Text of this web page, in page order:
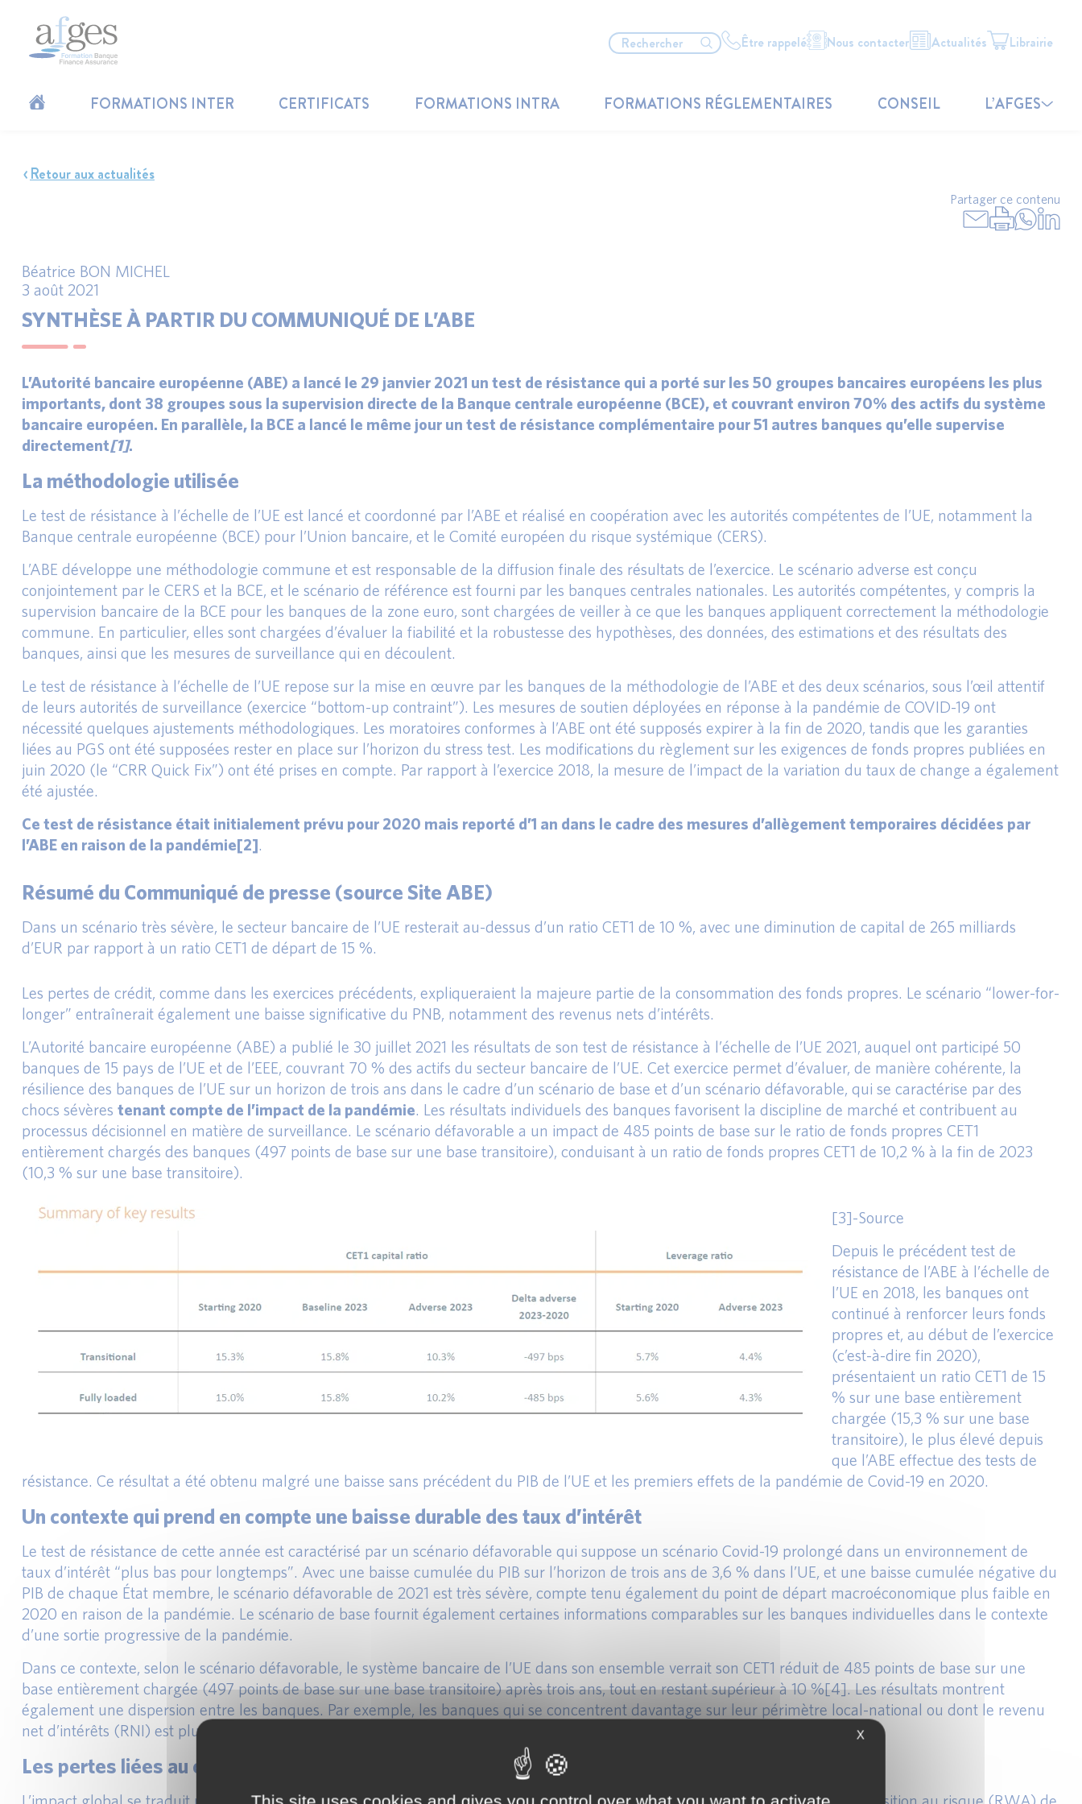
Être rappelé Nous contacter Actualités Librairie
FORMATIONS INTER CERTIFICATS FORMATIONS INTRA FORMATIONS RÉGLEMENTAIRES CONSEIL L’AFGES
Retour aux actualités
Partager ce contenu
Béatrice BON MICHEL
3 août 2021
SYNTHÈSE À PARTIR DU COMMUNIQUÉ DE L’ABE
L’Autorité bancaire européenne (ABE) a lancé le 29 janvier 2021 un test de résistance qui a porté sur les 50 groupes bancaires européens les plus
importants, dont 38 groupes sous la supervision directe de la Banque centrale européenne (BCE), et couvrant environ 70% des actifs du système
bancaire européen. En parallèle, la BCE a lancé le même jour un test de résistance complémentaire pour 51 autres banques qu’elle supervise
directement[1].
La méthodologie utilisée
Le test de résistance à l’échelle de l’UE est lancé et coordonné par l’ABE et réalisé en coopération avec les autorités compétentes de l’UE, notamment la
Banque centrale européenne (BCE) pour l’Union bancaire, et le Comité européen du risque systémique (CERS).
L’ABE développe une méthodologie commune et est responsable de la diffusion finale des résultats de l’exercice. Le scénario adverse est conçu
conjointement par le CERS et la BCE, et le scénario de référence est fourni par les banques centrales nationales. Les autorités compétentes, y compris la
supervision bancaire de la BCE pour les banques de la zone euro, sont chargées de veiller à ce que les banques appliquent correctement la méthodologie
commune. En particulier, elles sont chargées d’évaluer la fiabilité et la robustesse des hypothèses, des données, des estimations et des résultats des
banques, ainsi que les mesures de surveillance qui en découlent.
Le test de résistance à l’échelle de l’UE repose sur la mise en œuvre par les banques de la méthodologie de l’ABE et des deux scénarios, sous l’œil attentif
de leurs autorités de surveillance (exercice “bottom-up contraint”). Les mesures de soutien déployées en réponse à la pandémie de COVID-19 ont
nécessité quelques ajustements méthodologiques. Les moratoires conformes à l’ABE ont été supposés expirer à la fin de 2020, tandis que les garanties
liées au PGS ont été supposées rester en place sur l’horizon du stress test. Les modifications du règlement sur les exigences de fonds propres publiées en
juin 2020 (le “CRR Quick Fix”) ont été prises en compte. Par rapport à l’exercice 2018, la mesure de l’impact de la variation du taux de change a également
été ajustée.
Ce test de résistance était initialement prévu pour 2020 mais reporté d’1 an dans le cadre des mesures d’allègement temporaires décidées par
l’ABE en raison de la pandémie[2].
Résumé du Communiqué de presse (source Site ABE)
Dans un scénario très sévère, le secteur bancaire de l’UE resterait au-dessus d’un ratio CET1 de 10 %, avec une diminution de capital de 265 milliards
d’EUR par rapport à un ratio CET1 de départ de 15 %.
Les pertes de crédit, comme dans les exercices précédents, expliqueraient la majeure partie de la consommation des fonds propres. Le scénario “lower-for-
longer” entraînerait également une baisse significative du PNB, notamment des revenus nets d’intérêts.
L’Autorité bancaire européenne (ABE) a publié le 30 juillet 2021 les résultats de son test de résistance à l’échelle de l’UE 2021, auquel ont participé 50
banques de 15 pays de l’UE et de l’EEE, couvrant 70 % des actifs du secteur bancaire de l’UE. Cet exercice permet d’évaluer, de manière cohérente, la
résilience des banques de l’UE sur un horizon de trois ans dans le cadre d’un scénario de base et d’un scénario défavorable, qui se caractérise par des
chocs sévères tenant compte de l’impact de la pandémie. Les résultats individuels des banques favorisent la discipline de marché et contribuent au
processus décisionnel en matière de surveillance. Le scénario défavorable a un impact de 485 points de base sur le ratio de fonds propres CET1
entièrement chargés des banques (497 points de base sur une base transitoire), conduisant à un ratio de fonds propres CET1 de 10,2 % à la fin de 2023
(10,3 % sur une base transitoire).
[3]-Source
Depuis le précédent test de
résistance de l’ABE à l’échelle de
l’UE en 2018, les banques ont
continué à renforcer leurs fonds
propres et, au début de l’exercice
(c’est-à-dire fin 2020),
présentaient un ratio CET1 de 15
% sur une base entièrement
chargée (15,3 % sur une base
transitoire), le plus élevé depuis
que l’ABE effectue des tests de
résistance. Ce résultat a été obtenu malgré une baisse sans précédent du PIB de l’UE et les premiers effets de la pandémie de Covid-19 en 2020.
Un contexte qui prend en compte une baisse durable des taux d’intérêt
Le test de résistance de cette année est caractérisé par un scénario défavorable qui suppose un scénario Covid-19 prolongé dans un environnement de
taux d’intérêt “plus bas pour longtemps”. Avec une baisse cumulée du PIB sur l’horizon de trois ans de 3,6 % dans l’UE, et une baisse cumulée négative du
PIB de chaque État membre, le scénario défavorable de 2021 est très sévère, compte tenu également du point de départ macroéconomique plus faible en
2020 en raison de la pandémie. Le scénario de base fournit également certaines informations comparables sur les banques individuelles dans le contexte
d’une sortie progressive de la pandémie.
Dans ce contexte, selon le scénario défavorable, le système bancaire de l’UE dans son ensemble verrait son CET1 réduit de 485 points de base sur une
base entièrement chargée (497 points de base sur une base transitoire) après trois ans, tout en restant supérieur à 10 %[4]. Les résultats montrent
également une dispersion entre les banques. Par exemple, les banques qui se concentrent davantage sur leur périmètre local-national ou dont le revenu
net d’intérêts (RNI) est plus faible affichent une baisse des fonds propres plus importante.
Les pertes liées au crédit et la baisse des revenus constituent les principaux facteurs explicatifs
X